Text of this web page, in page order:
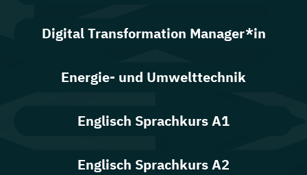
Digital Transformation Manager*in
Energie- und Umwelttechnik
Englisch Sprachkurs A1
Englisch Sprachkurs A2